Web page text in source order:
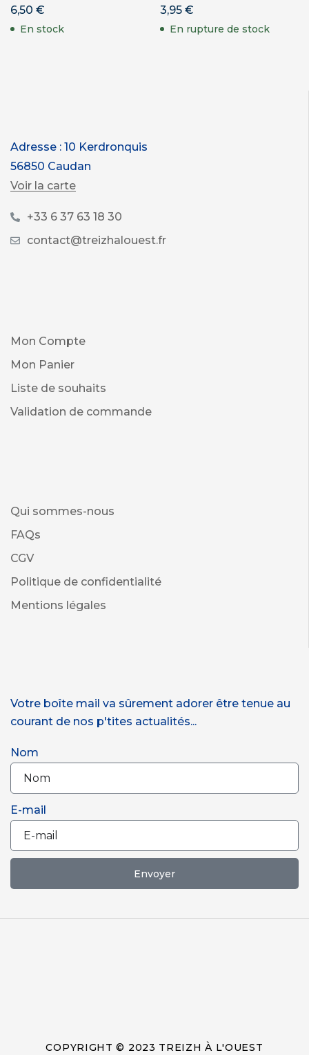
6,50 €
En stock
3,95 €
En rupture de stock
Adresse : 10 Kerdronquis
56850 Caudan
Voir la carte
+33 6 37 63 18 30
contact@treizhalouest.fr
Mon Compte
Mon Panier
Liste de souhaits
Validation de commande
Qui sommes-nous
FAQs
CGV
Politique de confidentialité
Mentions légales
Votre boîte mail va sûrement adorer être tenue au
courant de nos p'tites actualités...
Nom
E-mail
Envoyer
COPYRIGHT © 2023 TREIZH À L'OUEST